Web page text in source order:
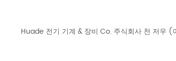
Huade 전기 기계 & 장비 Co. 주식회사 천 저우